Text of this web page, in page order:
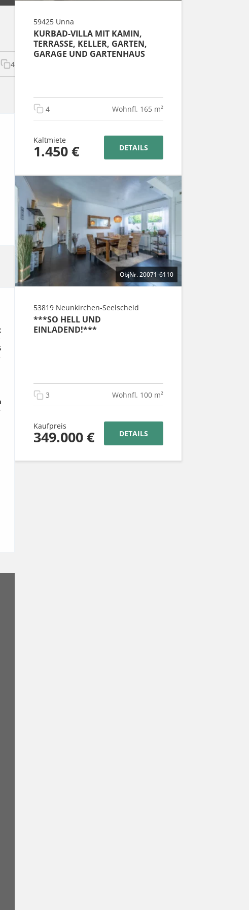
4
59425 Unna
KURBAD-VILLA MIT KAMIN,
TERRASSE, KELLER, GARTEN,
GARAGE UND GARTENHAUS
4 Wohnfl. 165 m²
Kaltmiete
1.450 € DETAILS
ObjNr. 20071-6110
53819 Neunkirchen-Seelscheid
***SO HELL UND
EINLADEND!***
3 Wohnfl. 100 m²
Kaufpreis
349.000 € DETAILS